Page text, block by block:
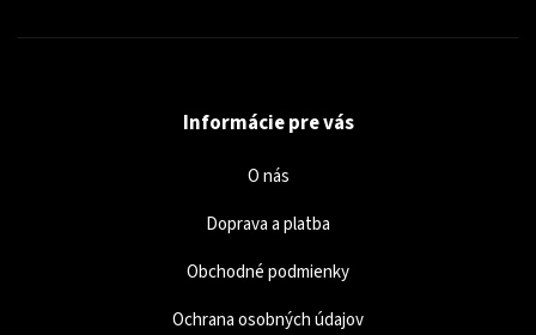
Informácie pre vás
O nás
Doprava a platba
Obchodné podmienky
Ochrana osobných údajov